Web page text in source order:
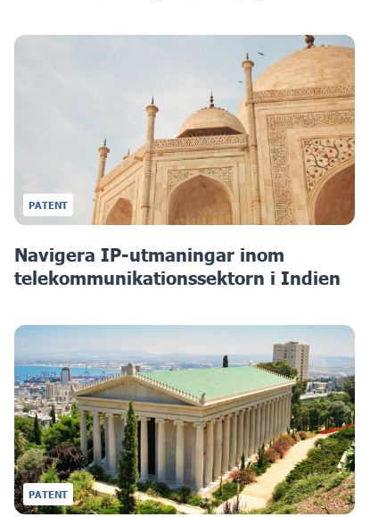
PATENT
Navigera IP-utmaningar inom
telekommunikationssektorn i Indien
PATENT